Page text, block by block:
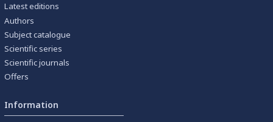
Latest editions
Authors
Subject catalogue
Scientific series
Scientific journals
Offers
Information